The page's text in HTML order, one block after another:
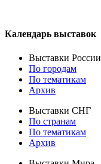
Календарь выставок
Выставки России
По городам
По тематикам
Архив
Выставки СНГ
По странам
По тематикам
Архив